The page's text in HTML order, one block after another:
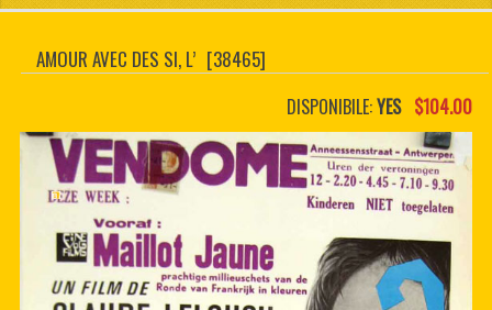
IL MIO CONTO
CONTATTO
CUSTOM PDF
AMOUR AVEC DES SI, L’ [38465]
DISPONIBILE:YES $104.00